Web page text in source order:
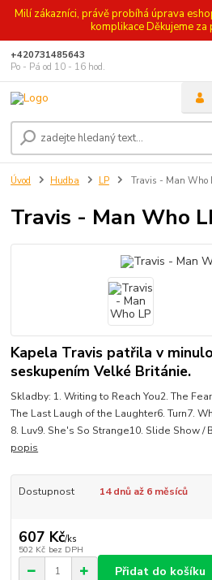
Milí zákazníci, právě probíhá úprava
komplikace Děkujeme za
+420731485643
Po - Pá od 10 - 16 hod.
Úvod Hudba LP Travis - Man Who
Travis - Man Who
Kapela Travis patřila v
seskupením Velké Británie.
Skladby: 1. Writing to Reach You2. The
The Last Laugh of the Laughter6. Turn7.
8. Luv9. She's So Strange10. Slide Show /
popis
Dostupnost 14 dnů až 6 měsíců
607 Kč/ks
502 Kč bez DPH
Přidat do košíku